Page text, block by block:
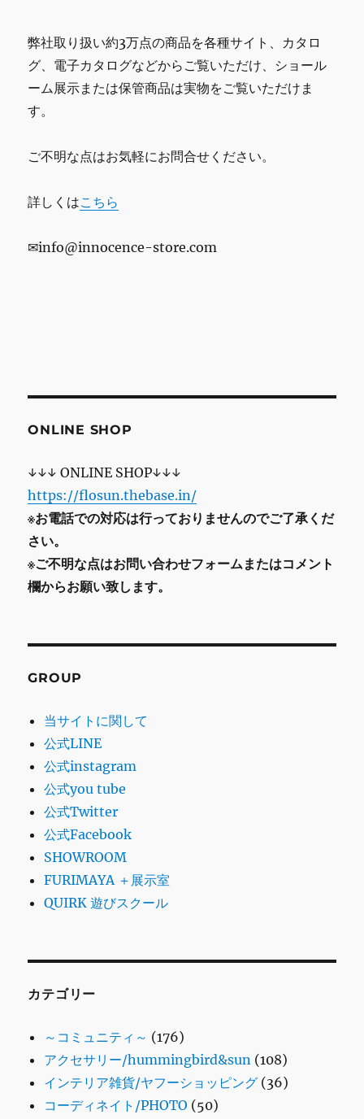
弊社取り扱い約3万点の商品を各種サイト、カタロ
グ、電子カタログなどからご覧いただけ、ショール
ーム展示または保管商品は実物をご覧いただけま
す。
ご不明な点はお気軽にお問合せください。
詳しくはこちら
✉info@innocence-store.com
ONLINE SHOP
↓↓↓ ONLINE SHOP↓↓↓
https://flosun.thebase.in/
※お電話での対応は行っておりませんのでご了承くだ
さい。
※ご不明な点はお問い合わせフォームまたはコメント
欄からお願い致します。
GROUP
当サイトに関して
公式LINE
公式instagram
公式you tube
公式Twitter
公式Facebook
SHOWROOM
FURIMAYA ＋展示室
QUIRK 遊びスクール
カテゴリー
～コミュニティ～ (176)
アクセサリー/hummingbird&sun (108)
インテリア雑貨/ヤフーショッピング (36)
コーディネイト/PHOTO (50)